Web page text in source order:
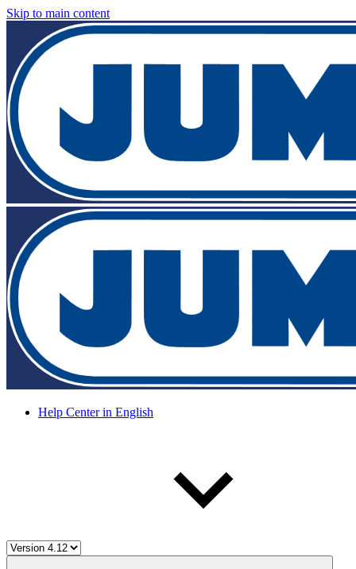
Skip to main content
Help Center in English